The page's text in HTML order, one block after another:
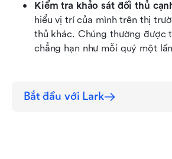
Kiểm tra khảo sát đối thủ
hiểu vị trí của mình trên thị
thủ khác. Chúng thường được
chẳng hạn như mỗi quý một
Bắt đầu với Lark